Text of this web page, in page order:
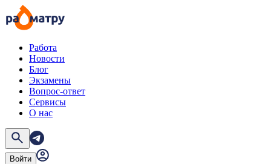
Работа
Новости
Блог
Экзамены
Вопрос-ответ
Сервисы
О нас
Войти